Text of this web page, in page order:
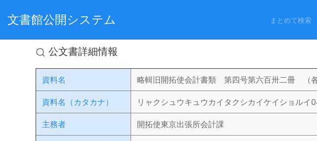
文書館公開システム まとめて検索
公文書詳細情報
資料名 略輯旧開拓使会計書類 第四号第六百卅二冊 （
資料名（カタカナ） リャクシュウキュウカイタクシカイケイショルイ
主務者 開拓使東京出張所会計課